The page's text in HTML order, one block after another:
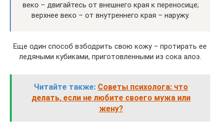
веко – двигайтесь от внешнего края к переносице;
верхнее веко – от внутреннего края – наружу.
Еще один способ взбодрить свою кожу – протирать ее
ледяными кубиками, приготовленными из сока алоэ.
Читайте также: Советы психолога: что
делать, если не любите своего мужа или
жену?